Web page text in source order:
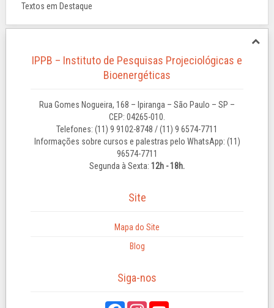
Textos em Destaque
IPPB – Instituto de Pesquisas Projeciológicas e
Bioenergéticas
Rua Gomes Nogueira, 168 – Ipiranga – São Paulo – SP –
CEP: 04265-010.
Telefones: (11) 9 9102-8748 / (11) 9 6574-7711
Informações sobre cursos e palestras pelo WhatsApp: (11)
96574-7711
Segunda à Sexta: 12h - 18h.
Site
Mapa do Site
Blog
Siga-nos